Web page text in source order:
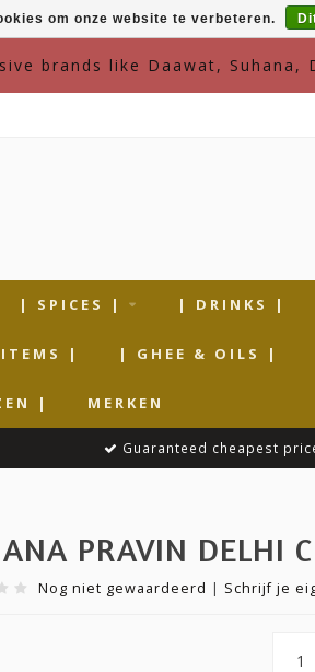
brands like Daawat, Suhana,
| SPICES | | DRINKS |
| | GHEE & OILS |
| MERKEN
Guaranteed cheapest
PRAVIN DELHI
Nog niet gewaardeerd | Schrijf je
om onze website te verbeteren.